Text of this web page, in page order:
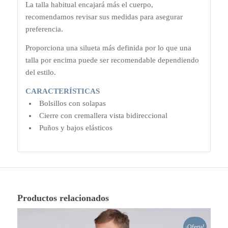
La talla habitual encajará más el cuerpo,
recomendamos revisar sus medidas para asegurar
preferencia.
Proporciona una silueta más definida por lo que una
talla por encima puede ser recomendable dependiendo
del estilo.
CARACTERÍSTICAS
Bolsillos con solapas
Cierre con cremallera vista bidireccional
Puños y bajos elásticos
Productos relacionados